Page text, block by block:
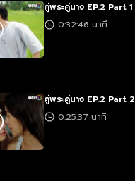
คู่พระคู่นาง EP.2 Part 1
0:32:46 นาที
คู่พระคู่นาง EP.2 Part 2
0:25:37 นาที